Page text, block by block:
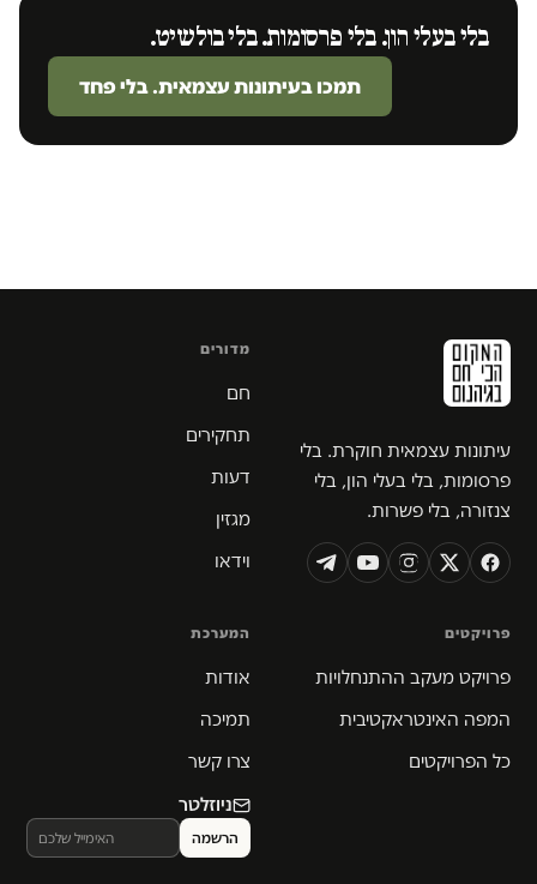
בלי בעלי הון. בלי פרסומות. בלי בולשיט.
תמכו בעיתונות עצמאית. בלי פחד
עיתונות עצמאית חוקרת. בלי
פרסומות, בלי בעלי הון, בלי
צנזורה, בלי פשרות.
מדורים
חם
תחקירים
דעות
מגזין
וידאו
פרויקטים
פרויקט מעקב ההתנחלויות
המפה האינטראקטיבית
כל הפרויקטים
המערכת
אודות
תמיכה
צרו קשר
ניוזלטר